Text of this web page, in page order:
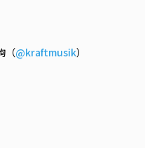
（@kraftmusik）